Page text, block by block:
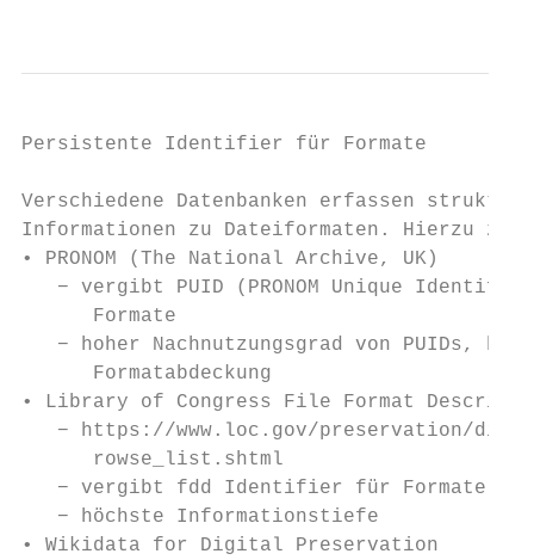
Persistente Identifier für Formate
Verschiedene Datenbanken erfassen
Informationen zu Dateiformaten. Hierzu
• PRONOM (The National Archive, UK)
− vergibt PUID (PRONOM Unique
      Formate
− hoher Nachnutzungsgrad von PUIDs,
      Formatabdeckung
• Library of Congress File Format
− https://www.loc.gov/preservation/
      rowse_list.shtml
   − vergibt fdd Identifier für Formate
   − höchste Informationstiefe
• Wikidata for Digital Preservation